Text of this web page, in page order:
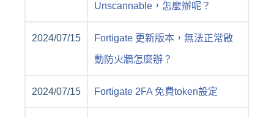
Unscannable，怎麼辦呢？
2024/07/15 Fortigate 更新版本，無法正常啟
動防火牆怎麼辦？
2024/07/15 Fortigate 2FA 免費token設定